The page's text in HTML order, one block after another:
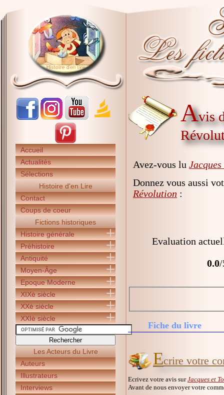
Accueil
Actualités
Sélections
Histoire d'en Lire
Contact
Coups de coeur
Fictions historiques
Histoire générale
Préhistoire
Antiquité
Moyen-Âge
Epoque Moderne
XIXè siècle
XXè siècle
XXIè siècle
Les Acteurs du Livre
Auteurs
Illustrateurs
Interviews
Avis
Avez-vous lu
Donnez vous aussi
Révolution :
Evaluation
0.0/
Fiche du livre
Ecrire votre
Ecrivez votre avis surJacques et
Avant de nous envoyer votre